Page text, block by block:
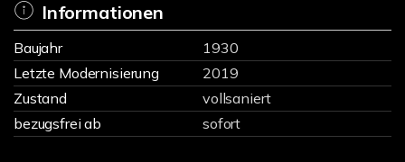
Informationen
Baujahr
1930
Letzte Modernisierung
2019
Zustand
vollsaniert
bezugsfrei ab
sofort